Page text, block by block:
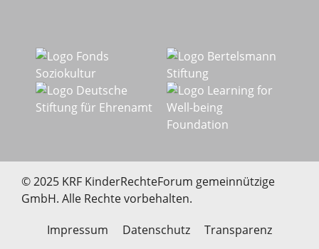
© 2025 KRF KinderRechteForum gemeinnützige
GmbH. Alle Rechte vorbehalten.
Impressum
Datenschutz Transparenz